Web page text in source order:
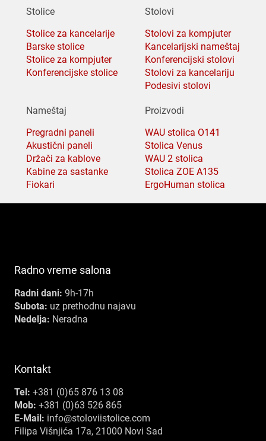
Stolice
Stolice za kancelarije
Barske stolice
Stolice za kompjuter
Konferencijske stolice
Stolovi
Stolovi za kompjuter
Kancelarijski nameštaj
Konferencijski stolovi
Stolovi za kancelariju
Podesivi stolovi
Nameštaj
Pregradni paneli
Akustični paneli
Držači za kablove
Kabine za sastanke
Fiokari
Proizvodi
WAU stolica O141
Stolica Venus
WAU 2 stolica
Stolica ZOE A135
ErgoHuman stolica
Radno vreme salona
Radni dani: 9h-17h
Subota: uz prethodnu najavu
Nedelja: Neradna
Kontakt
Tel: +381 (0)65 876 13 08
Mob: +381 (0)63 526 865
E-Mail: info@stoloviistolice.com
Filipa Višnjića 17a, 21000 Novi Sad